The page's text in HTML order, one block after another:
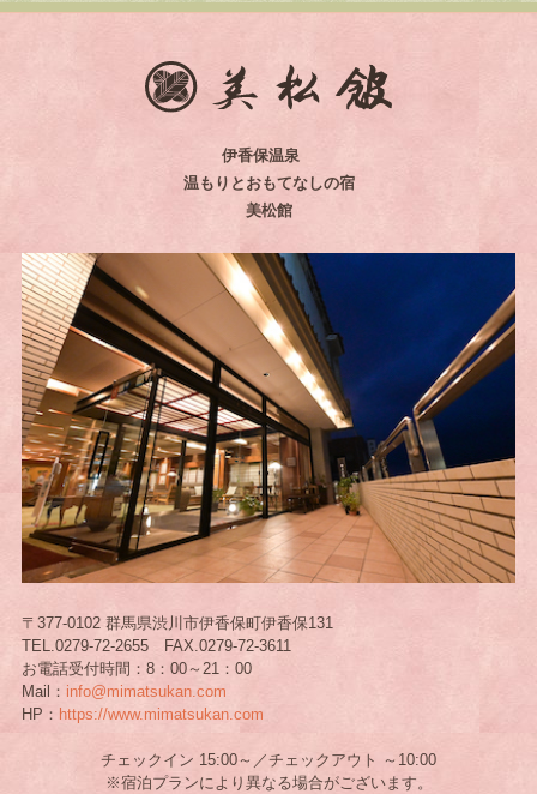
伊香保温泉
温もりとおもてなしの宿
美松館
〒377-0102 群馬県渋川市伊香保町伊香保131
TEL.0279-72-2655 FAX.0279-72-3611
お電話受付時間：8：00～21：00
Mail： info@mimatsukan.com
HP： https://www.mimatsukan.com
チェックイン 15:00～／チェックアウト ～10:00
※宿泊プランにより異なる場合がございます。